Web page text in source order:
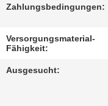
Zahlungsbedingungen:
Versorgungsmaterial-
Fähigkeit:
Ausgesucht: